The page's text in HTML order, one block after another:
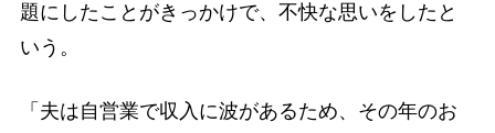
題にしたことがきっかけで、不快な思いをしたと
いう。
「夫は自営業で収入に波があるため、その年のお